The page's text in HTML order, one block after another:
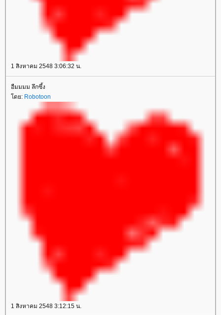
1 สิงหาคม 2548 3:06:32 น.
อืมมมม ลึกซึ้ง
ดย: Robotoon
1 สิงหาคม 2548 3:12:15 น.